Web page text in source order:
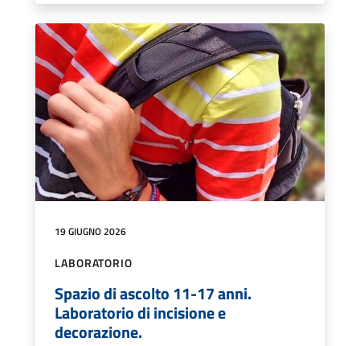
19 GIUGNO 2026
LABORATORIO
Spazio di ascolto 11-17 anni.
Laboratorio di incisione e
decorazione.